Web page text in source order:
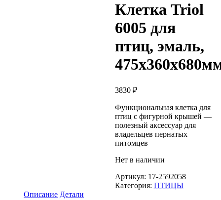
Клетка Triol
6005 для
птиц, эмаль,
3830 ₽
Функциональная клетка для
птиц с фигурной крышей —
полезный аксессуар для
владельцев пернатых
питомцев
Нет в наличии
Артикул: 17-2592058
Категория: ПТИЦЫ
Описание Детали